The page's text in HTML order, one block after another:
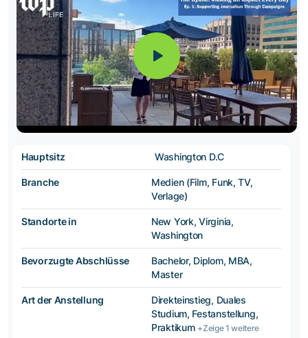
Hauptsitz Washington D.C
Branche
Medien (Film, Funk, TV,
Verlage)
Standorte in
New York, Virginia,
Washington
Bevorzugte Abschlüsse
Bachelor, Diplom, MBA,
Master
Art der Anstellung
Direkteinstieg, Duales
Studium, Festanstellung,
Praktikum +Zeige 1 weitere